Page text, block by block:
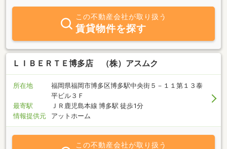
この不動産会社が取り扱う
賃貸物件を探す
ＬＩＢＥＲＴＥ博多店 （株）アスムク
所在地
福岡県福岡市博多区博多駅中央街５－１１第１３泰
平ビル３Ｆ
最寄駅
ＪＲ鹿児島本線 博多駅 徒歩1分
情報提供元
アットホーム
この不動産会社が取り扱う